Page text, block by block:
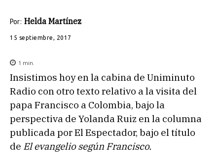
Por: Helda Martínez
15 septiembre, 2017
1 min.
Insistimos hoy en la cabina de Uniminuto
Radio con otro texto relativo a la visita del
papa Francisco a Colombia, bajo la
perspectiva de Yolanda Ruiz en la columna
publicada por El Espectador, bajo el título
de El evangelio según Francisco.